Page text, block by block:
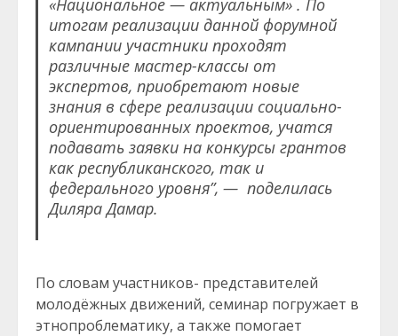
«Национальное — актуальным» . По
итогам реализации данной форумной
кампании участники проходят
различные мастер-классы от
экспертов, приобретают новые
знания в сфере реализации социально-
ориентированных проектов, учатся
подавать заявки на конкурсы грантов
как республиканского, так и
федерального уровня”, — поделилась
Диляра Дамар.
По словам участников- представителей
молодёжных движений, семинар погружает в
этнопроблематику, а также помогает